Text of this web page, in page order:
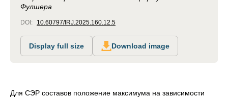
Фулшера
DOI: 10.60797/IRJ.2025.160.12.5
Display full size Download image
Для СЭР составов положение максимума на зависимости